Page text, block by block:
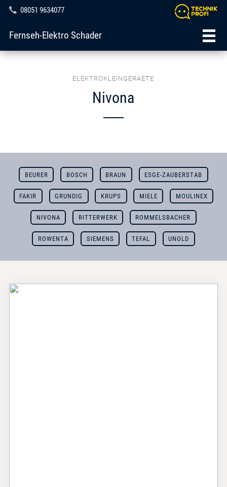
08051 9634077
Fernseh-Elektro Schader
ELEKTROKLEINGERAETE
Nivona
BEURER BOSCH BRAUN ESGE-ZAUBERSTAB
FAKIR GRUNDIG KRUPS MIELE MOULINEX
NIVONA RITTERWERK ROMMELSBACHER
ROWENTA SIEMENS TEFAL UNOLD